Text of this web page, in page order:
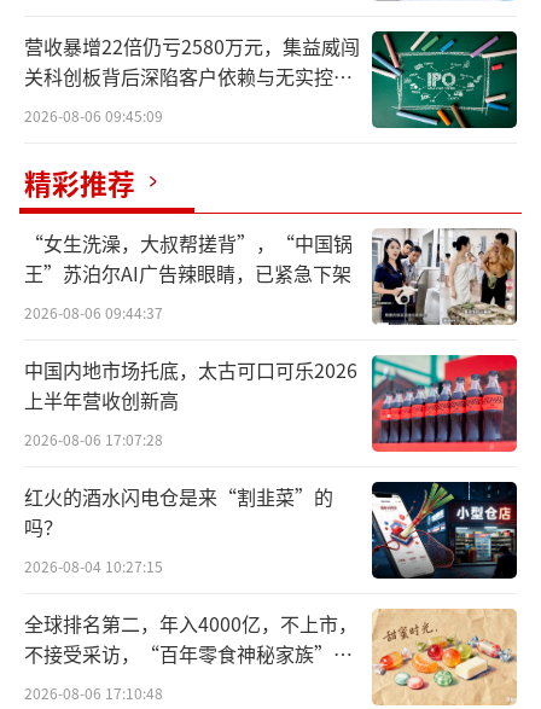
作为全球头部的奢侈品集团，开云集团拥
有古驰（Gucci）、圣罗兰（Saint Lauren
（Balenciaga）、宝诗龙（Boucheron）等一
系列知名时装、皮具和珠宝品牌。
其中，核心品牌古驰的业绩表现尤为低
迷，全年营收同比下降23%至77亿欧元，成为
拖累集团整体业绩的主要因素。古驰作为开云
集团的主力品牌，其销售额占集团总营收的近
一半。然而，2024年古驰的业绩持续下滑，第
四季度销售额同比下降24%至19.2亿欧元，全
年各季度营收均呈现两位数跌幅。
营收暴增22倍仍亏2580万元，集益威闯
关科创板背后深陷客户依赖与无实控人
困局
2026-08-06 09:45:09
精彩推荐
“女生洗澡，大叔帮搓背”，“中国锅
王”苏泊尔AI广告辣眼睛，已紧急下架
2026-08-06 09:44:37
中国内地市场托底，太古可口可乐2026
上半年营收创新高
2026-08-06 17:07:28
红火的酒水闪电仓是来“割韭菜”的
吗？
2026-08-04 10:27:15
全球排名第二，年入4000亿，不上市，
不接受采访，“百年零食神秘家族”浮
出水面？
2026-08-06 17:10:48